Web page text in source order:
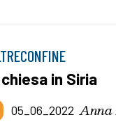
in Siria
05_06_2022 Anna